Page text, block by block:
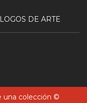
DE ARTE
una colección ©